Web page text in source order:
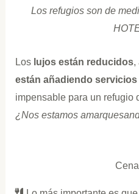
Los refugios son de
Loslujos están reducidos,
están añadiendo servicios
impensable para un refugio
¿Nos estamos